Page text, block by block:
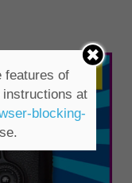
features of
at
blocking-